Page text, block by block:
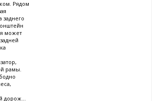
Рядом
заднего
может
рамы.